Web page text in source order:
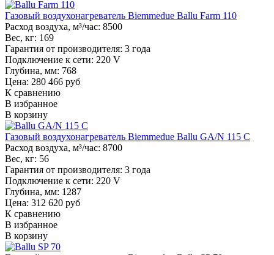
Газовый воздухонагреватель Biemmedue Ballu Farm 110
Расход воздуха, м³/час: 8500
Вес, кг: 169
Гарантия от производителя: 3 года
Подключение к сети: 220 V
Глубина, мм: 768
Цена: 280 466 руб
К сравнению
В избранное
В корзину
Газовый воздухонагреватель Biemmedue Ballu GA/N 115 C
Расход воздуха, м³/час: 8700
Вес, кг: 56
Гарантия от производителя: 3 года
Подключение к сети: 220 V
Глубина, мм: 1287
Цена: 312 620 руб
К сравнению
В избранное
В корзину